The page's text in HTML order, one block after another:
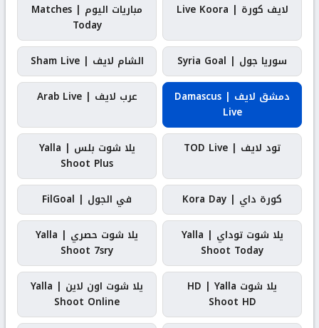
لايف كورة | Live Koora
مباريات اليوم | Matches
Today
سوريا جول | Syria Goal
الشام لايف | Sham Live
دمشق لايف | Damascus
Live
عرب لايف | Arab Live
تود لايف | TOD Live
يلا شوت بلس | Yalla
Shoot Plus
كورة داي | Kora Day
في الجول | FilGoal
يلا شوت توداي | Yalla
Shoot Today
يلا شوت حصري | Yalla
Shoot 7sry
يلا شوت HD | Yalla
Shoot HD
يلا شوت اون لاين | Yalla
Shoot Online